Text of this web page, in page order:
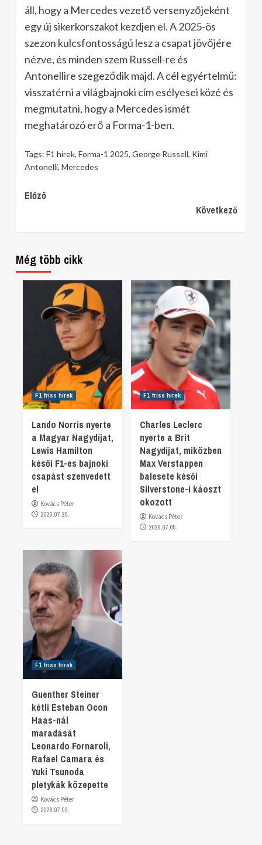
áll, hogy a Mercedes vezető versenyzőjeként
egy új sikerkorszakot kezdjen el. A 2025-ös
szezon kulcsfontosságú lesz a csapat jövőjére
nézve, és minden szem Russell-re és
Antonellire szegeződik majd. A cél egyértelmű:
visszatérni a világbajnoki cím esélyesei közé és
megmutatni, hogy a Mercedes ismét
meghatározó erő a Forma-1-ben.
Tags: F1 hírek, Forma-1 2025, George Russell, Kimi
Antonelli, Mercedes
Continue
Előző
Következő
Még több cikk
F1 friss hírek
Lando Norris nyerte
a Magyar Nagydíjat,
Lewis Hamilton
késői F1-es bajnoki
csapást szenvedett
el
Kovács Péter
2026.07.26.
F1 friss hírek
Charles Leclerc
nyerte a Brit
Nagydíjat, miközben
Max Verstappen
balesete késői
Silverstone-i káoszt
okozott
Kovács Péter
2026.07.05.
F1 friss hírek
Guenther Steiner
kétli Esteban Ocon
Haas-nál
maradását
Leonardo Fornaroli,
Rafael Camara és
Yuki Tsunoda
pletykák közepette
Kovács Péter
2026.07.03.